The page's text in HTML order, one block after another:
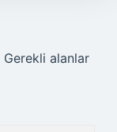
Gerekli alanlar